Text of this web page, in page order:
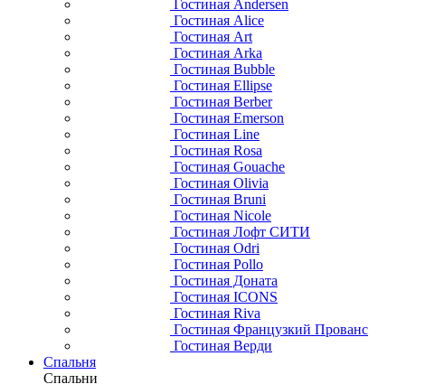
Гостиная Andersen
Гостиная Alice
Гостиная Art
Гостиная Arka
Гостиная Bubble
Гостиная Ellipse
Гостиная Berber
Гостиная Emerson
Гостиная Line
Гостиная Rosa
Гостиная Gouache
Гостиная Olivia
Гостиная Bruni
Гостиная Nicole
Гостиная Лофт СИТИ
Гостиная Odri
Гостиная Pollo
Гостиная Доната
Гостиная ICONS
Гостиная Riva
Гостиная Французкий Прованс
Гостиная Верди
Спальня
Спальни